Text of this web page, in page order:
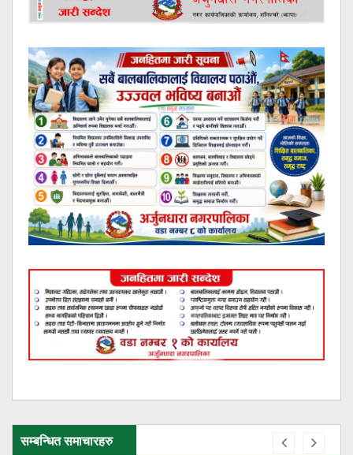
सम्बन्धित समाचारहरु